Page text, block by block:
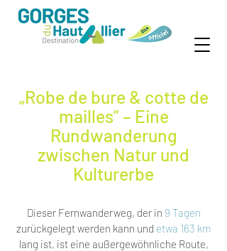
„Robe de bure & cotte de
mailles” – Eine
Rundwanderung
zwischen Natur und
Kulturerbe
Dieser Fernwanderweg, der in 9 Tagen
zurückgelegt werden kann und etwa 163 km
lang ist, ist eine außergewöhnliche Route,